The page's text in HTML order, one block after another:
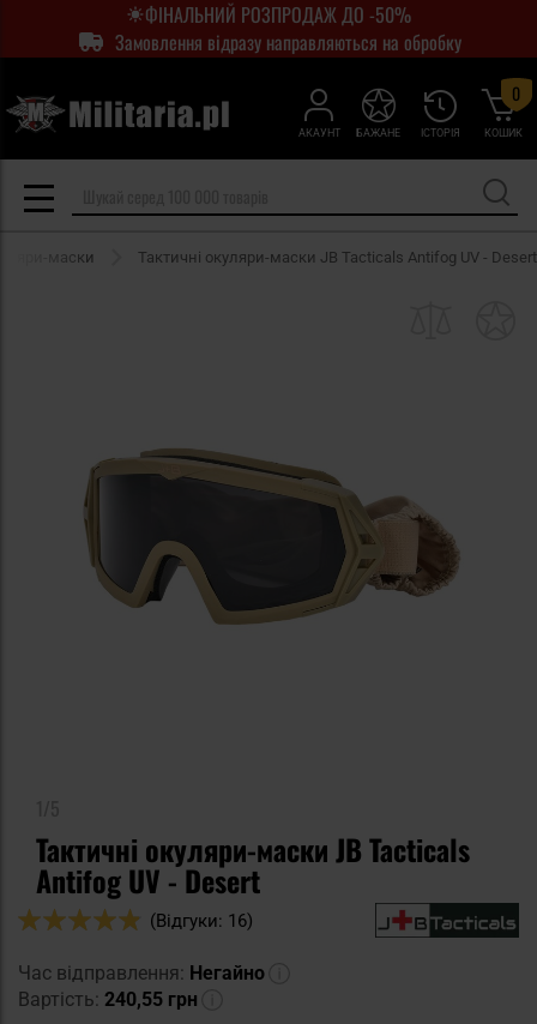
ФІНАЛЬНИЙ РОЗПРОДАЖ ДО -50%
Замовлення відразу направляються на обробку
АКАУНТ ІСТОРІЯ
БАЖАНЕ КОШИК
0
маски Тактичні окуляри-маски JB Tacticals Antifog UV - Desert
Тактичні окуляри-маски JB Tacticals
Antifog UV - Desert
Оцінка:
(Відгуки: 16)
Час відправлення: Негайно
Вартість: 240,55 грн